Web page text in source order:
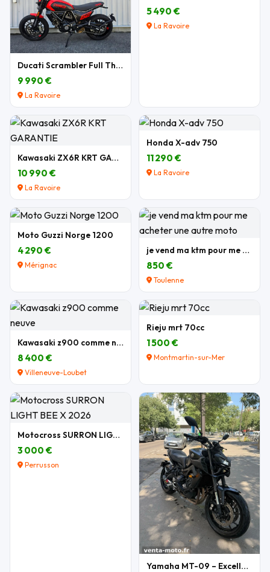
Ducati Scrambler Full Throttle 803 cm3
9 990 €
La Ravoire
5 490 €
La Ravoire
Kawasaki ZX6R KRT GARANTIE
10 990 €
La Ravoire
Honda X-adv 750
11 290 €
La Ravoire
Moto Guzzi Norge 1200
4 290 €
Mérignac
je vend ma ktm pour me acheter une autre moto
850 €
Toulenne
Kawasaki z900 comme neuve
8 400 €
Villeneuve-Loubet
Rieju mrt 70cc
1 500 €
Montmartin-sur-Mer
Motocross SURRON LIGHT BEE X 2026
3 000 €
Perrusson
Yamaha MT-09 – Excellent état – Nombreux équipemen